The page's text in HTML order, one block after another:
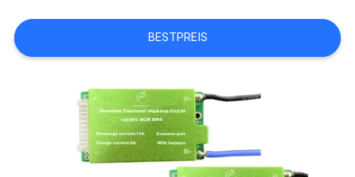
SIE
MIT
UNS
VERBINDUNG
BESTPREIS